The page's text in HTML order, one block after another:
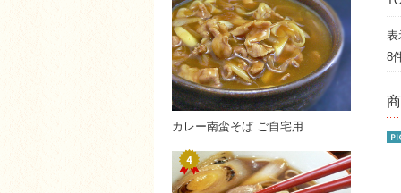
8
カレー南蛮そば ご自宅用